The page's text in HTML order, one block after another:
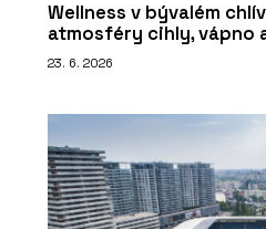
Wellness v bývalém
atmosféry cihly, vápno
23. 6. 2026